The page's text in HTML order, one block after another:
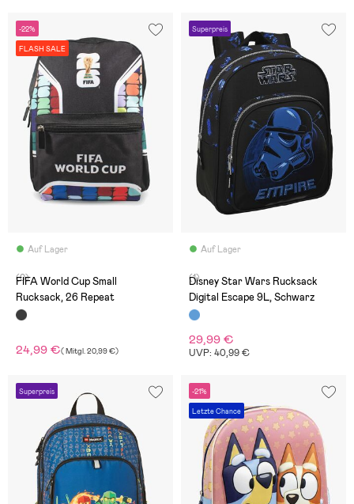
-22%
FLASH SALE
Auf Lager
(0)
FIFA World Cup Small
Rucksack, 26 Repeat
24,99 €(Mitgl.20,99 €)
Superpreis
Auf Lager
(1)
Disney Star Wars Rucksack
Digital Escape 9L, Schwarz
29,99 €
UVP: 40,99 €
Superpreis -21%
Letzte Chance